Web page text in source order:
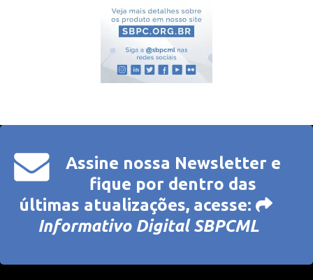
Assine nossa Newsletter e
fique por dentro das
últimas atualizações, acesse:
Informativo Digital SBPCML